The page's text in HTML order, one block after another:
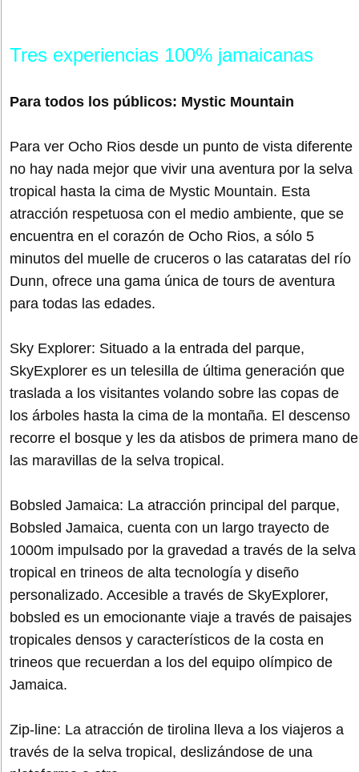
Tres experiencias 100% jamaicanas
Para todos los públicos: Mystic Mountain
Para ver Ocho Rios desde un punto de vista diferente
no hay nada mejor que vivir una aventura por la selva
tropical hasta la cima de Mystic Mountain. Esta
atracción respetuosa con el medio ambiente, que se
encuentra en el corazón de Ocho Rios, a sólo 5
minutos del muelle de cruceros o las cataratas del río
Dunn, ofrece una gama única de tours de aventura
para todas las edades.
Sky Explorer: Situado a la entrada del parque,
SkyExplorer es un telesilla de última generación que
traslada a los visitantes volando sobre las copas de
los árboles hasta la cima de la montaña. El descenso
recorre el bosque y les da atisbos de primera mano de
las maravillas de la selva tropical.
Bobsled Jamaica: La atracción principal del parque,
Bobsled Jamaica, cuenta con un largo trayecto de
1000m impulsado por la gravedad a través de la selva
tropical en trineos de alta tecnología y diseño
personalizado. Accesible a través de SkyExplorer,
bobsled es un emocionante viaje a través de paisajes
tropicales densos y característicos de la costa en
trineos que recuerdan a los del equipo olímpico de
Jamaica.
Zip-line: La atracción de tirolina lleva a los viajeros a
través de la selva tropical, deslizándose de una